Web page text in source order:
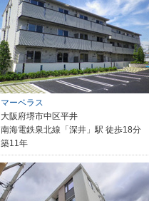
マーベラス
大阪府堺市中区平井
南海電鉄泉北線「深井」駅 徒歩18分
築11年